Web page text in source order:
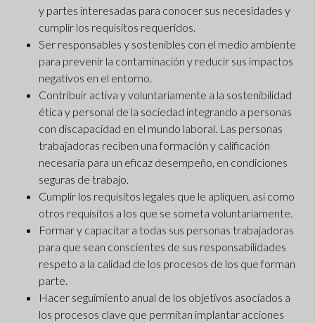
y partes interesadas para conocer sus necesidades y
cumplir los requisitos requeridos.
Ser responsables y sostenibles con el medio ambiente
para prevenir la contaminación y reducir sus impactos
negativos en el entorno.
Contribuir activa y voluntariamente a la sostenibilidad
ética y personal de la sociedad integrando a personas
con discapacidad en el mundo laboral. Las personas
trabajadoras reciben una formación y calificación
necesaria para un eficaz desempeño, en condiciones
seguras de trabajo.
Cumplir los requisitos legales que le apliquen, así como
otros requisitos a los que se someta voluntariamente.
Formar y capacitar a todas sus personas trabajadoras
para que sean conscientes de sus responsabilidades
respeto a la calidad de los procesos de los que forman
parte.
Hacer seguimiento anual de los objetivos asociados a
los procesos clave que permitan implantar acciones